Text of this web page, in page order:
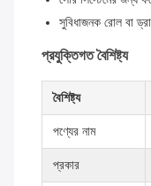
সুবিধাজনক রোল বা
প্রযুক্তিগত বৈশিষ্ট্য
বৈশিষ্ট্য
পণ্যের নাম
প্রকার